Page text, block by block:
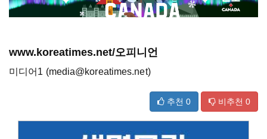
www.koreatimes.net/오피니언
미디어1 (media@koreatimes.net)
추천 0 비추천 0